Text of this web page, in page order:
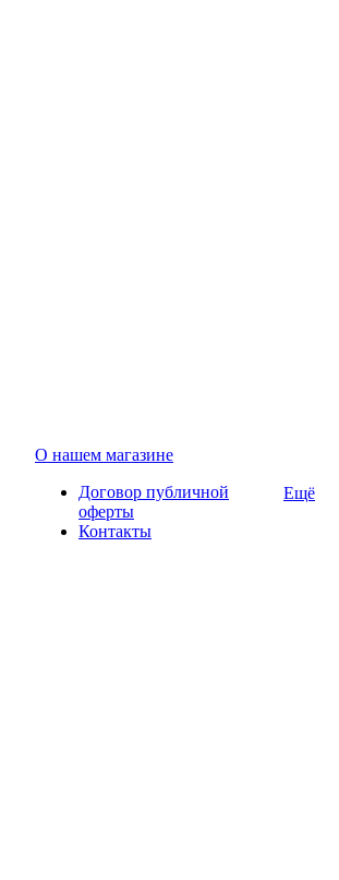
О нашем магазине
Договор публичной
оферты
Контакты
Ещё